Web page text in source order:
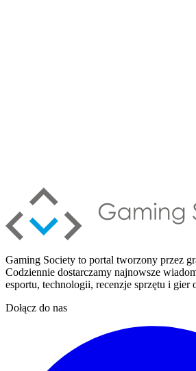
Gaming Society to portal tworzony przez
Codziennie dostarczamy najnowsze
esportu, technologii, recenzje sprzętu i gier
Dołącz do nas